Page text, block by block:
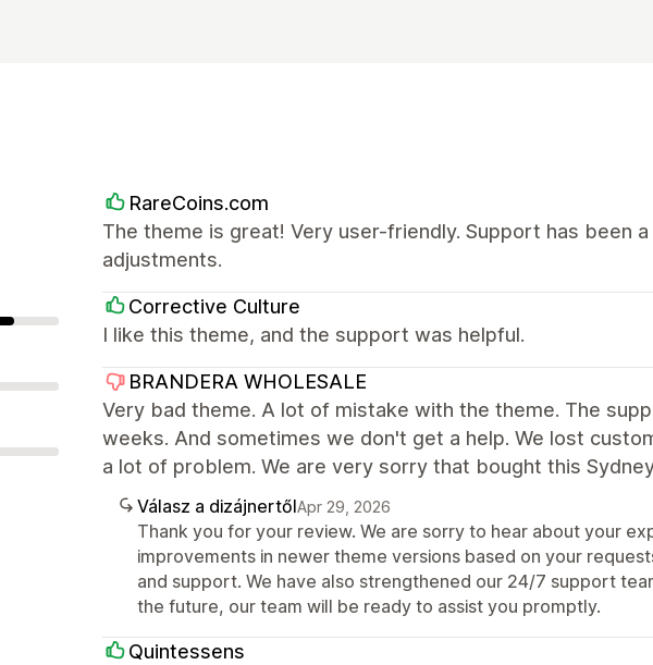
RareCoins.com
The theme is great! Very user-friendly. Support has been
adjustments.
Corrective Culture
I like this theme, and the support was helpful.
BRANDERA WHOLESALE
Very bad theme. A lot of mistake with the theme. The
weeks. And sometimes we don't get a help. We lost
a lot of problem. We are very sorry that bought this
Válasz a dizájnertőlApr 29, 2026
Thank you for your review. We are sorry to hear about your
improvements in newer theme versions based on your
and support. We have also strengthened our 24/7 support
the future, our team will be ready to assist you promptly.
Quintessens